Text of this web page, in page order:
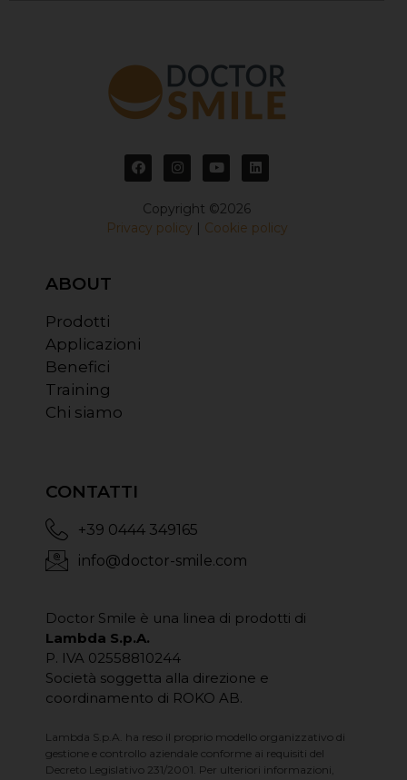
Copyright ©2026
Privacy policy | Cookie policy
ABOUT
Prodotti
Applicazioni
Benefici
Training
Chi siamo
CONTATTI
+39 0444 349165
info@doctor-smile.com
Doctor Smile è una linea di prodotti di
Lambda S.p.A.
P. IVA 02558810244
Società soggetta alla direzione e
coordinamento di ROKO AB.
Lambda S.p.A. ha reso il proprio modello organizzativo di
gestione e controllo aziendale conforme ai requisiti del
Decreto Legislativo 231/2001. Per ulteriori informazioni,